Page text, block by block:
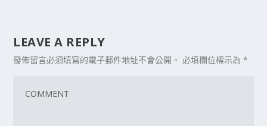
LEAVE A REPLY
發佈留言必須填寫的電子郵件地址不會公開。 必填欄位標示為*